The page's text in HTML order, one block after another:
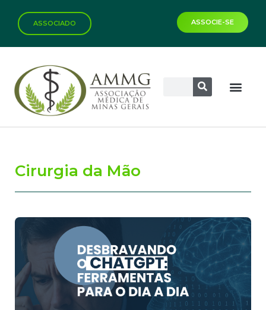
ASSOCIADO ASSOCIE-SE
Cirurgia da Mão